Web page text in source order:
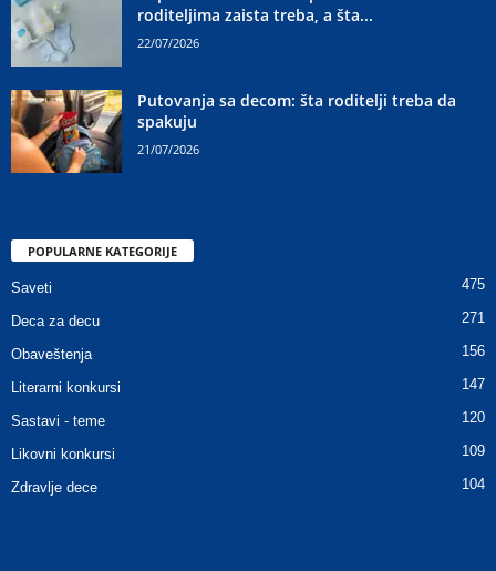
roditeljima zaista treba, a šta...
22/07/2026
Putovanja sa decom: šta roditelji treba da
spakuju
21/07/2026
POPULARNE KATEGORIJE
Saveti 475
Deca za decu 271
Obaveštenja 156
Literarni konkursi 147
Sastavi - teme 120
Likovni konkursi 109
Zdravlje dece 104